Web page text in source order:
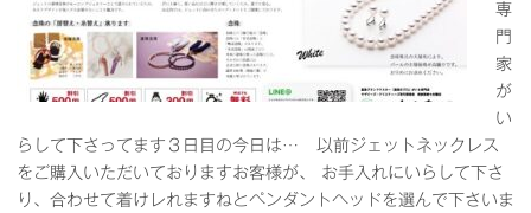
専
門
家
が
い
らして下さってます３日目の今日は… 以前ジェットネックレス
をご購入いただいておりますお客様が、 お手入れにいらして下さ
り、合わせて着けレれますねとペンダントヘッドを選んで下さいま